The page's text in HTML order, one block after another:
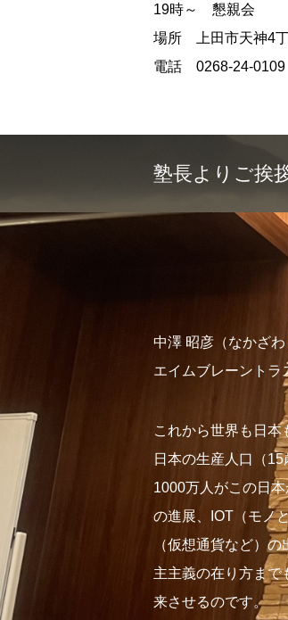
19時～ 懇親会
場所 上田市天神4
電話 0268-24-0109
塾長よりご挨
中澤 昭彦（なかざ
エイムブレーントラ
これから世界も日本
日本の生産人口（
1000万人がこの日
の進展、IOT（モノ
（仮想通貨など）
主主義の在り方まで
来させるのです。